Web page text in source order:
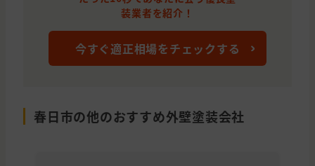
装業者を紹介！
今すぐ適正相場をチェックする
春日市の他のおすすめ外壁塗装会社